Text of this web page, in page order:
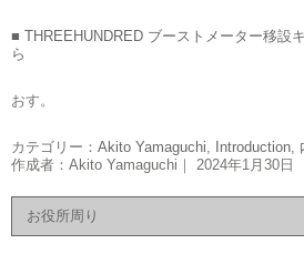
■ THREEHUNDRED ブーストメーター移設
ら
おす。
カテゴリー： Akito Yamaguchi, Introduction,
作成者：Akito Yamaguchi｜ 2024年1月30日
お役所周り